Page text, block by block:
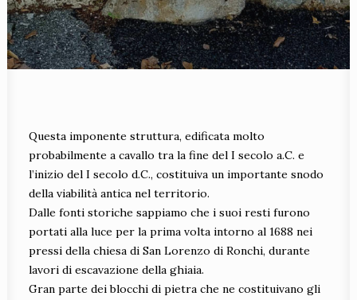
Questa imponente struttura, edificata molto
probabilmente a cavallo tra la fine del I secolo a.C. e
l’inizio del I secolo d.C., costituiva un importante snodo
della viabilità antica nel territorio.
Dalle fonti storiche sappiamo che i suoi resti furono
portati alla luce per la prima volta intorno al 1688 nei
pressi della chiesa di San Lorenzo di Ronchi, durante
lavori di escavazione della ghiaia.
Gran parte dei blocchi di pietra che ne costituivano gli